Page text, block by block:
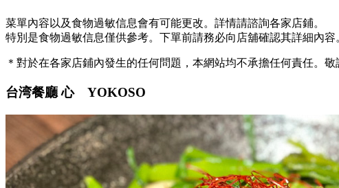
菜單內容以及食物過敏信息會有可能更改。詳情請諮詢各家店鋪。
特別是食物過敏信息僅供參考。下單前請務必向店舖確認其詳細內容
＊對於在各家店鋪內發生的任何問題，本網站均不承擔任何責任。敬
台湾餐廳 心 YOKOSO